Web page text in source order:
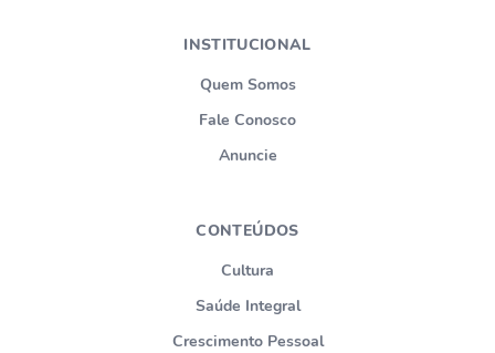
INSTITUCIONAL
Quem Somos
Fale Conosco
Anuncie
CONTEÚDOS
Cultura
Saúde Integral
Crescimento Pessoal